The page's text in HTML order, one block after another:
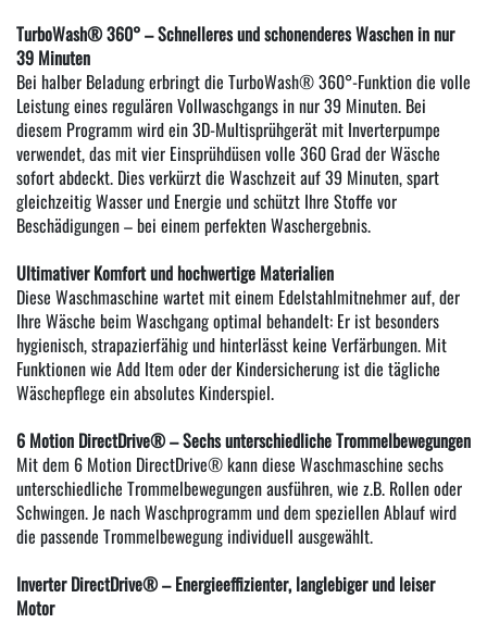
TurboWash® 360° – Schnelleres und schonenderes Waschen in nur
39 Minuten
Bei halber Beladung erbringt die TurboWash® 360°-Funktion die volle
Leistung eines regulären Vollwaschgangs in nur 39 Minuten. Bei
diesem Programm wird ein 3D-Multisprühgerät mit Inverterpumpe
verwendet, das mit vier Einsprühdüsen volle 360 Grad der Wäsche
sofort abdeckt. Dies verkürzt die Waschzeit auf 39 Minuten, spart
gleichzeitig Wasser und Energie und schützt Ihre Stoffe vor
Beschädigungen – bei einem perfekten Waschergebnis.
Ultimativer Komfort und hochwertige Materialien
Diese Waschmaschine wartet mit einem Edelstahlmitnehmer auf, der
Ihre Wäsche beim Waschgang optimal behandelt: Er ist besonders
hygienisch, strapazierfähig und hinterlässt keine Verfärbungen. Mit
Funktionen wie Add Item oder der Kindersicherung ist die tägliche
Wäschepflege ein absolutes Kinderspiel.
6 Motion DirectDrive® – Sechs unterschiedliche Trommelbewegungen
Mit dem 6 Motion DirectDrive® kann diese Waschmaschine sechs
unterschiedliche Trommelbewegungen ausführen, wie z.B. Rollen oder
Schwingen. Je nach Waschprogramm und dem speziellen Ablauf wird
die passende Trommelbewegung individuell ausgewählt.
Inverter DirectDrive® – Energieeffizienter, langlebiger und leiser
Motor